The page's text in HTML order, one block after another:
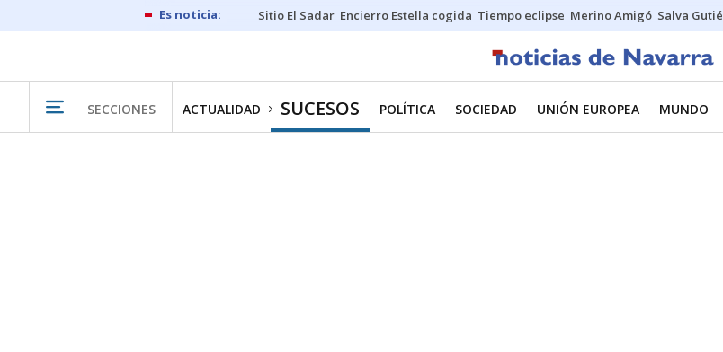
Sitio El Sadar Encierro Estella cogida Tiempo eclipse Merino Amigó Salva
SECCIONES ACTUALIDAD SUCESOS POLÍTICA SOCIEDAD UNIÓN EUROPEA MUNDO